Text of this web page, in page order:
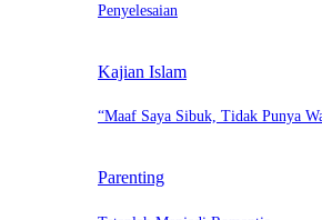
Penyelesaian
Kajian Islam
“Maaf Saya Sibuk, Tidak Punya
Parenting